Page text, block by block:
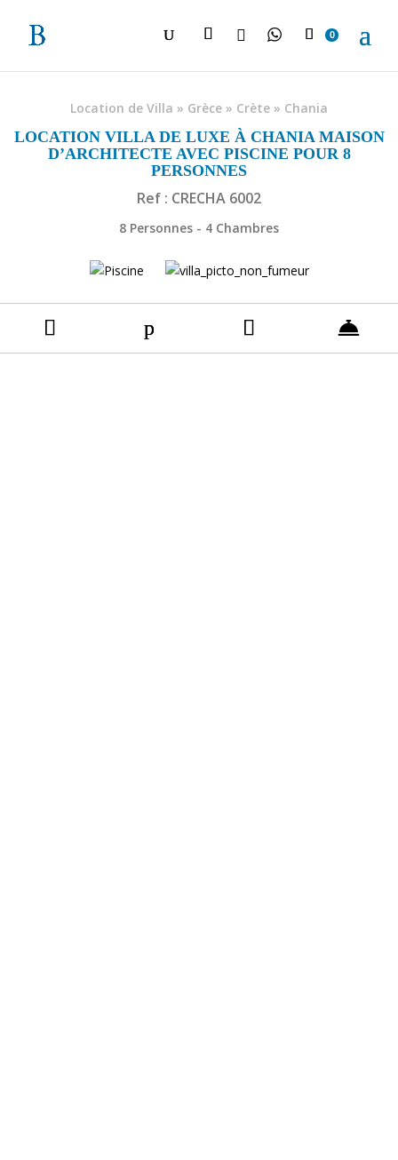
 0
Location de Villa » Grèce » Crète » Chania
LOCATION VILLA DE LUXE À CHANIA MAISON
D’ARCHITECTE AVEC PISCINE POUR 8
PERSONNES
Ref : CRECHA 6002
8 Personnes - 4 Chambres